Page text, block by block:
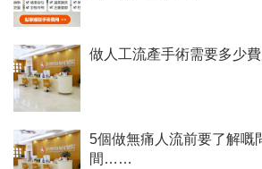
做人工流產手術需要多少費
5個做無痛人流前要了解嘅
間……